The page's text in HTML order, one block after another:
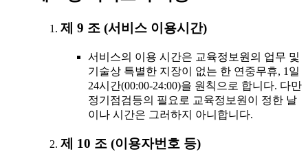
제 9 조 (서비스 이용시간)
서비스의 이용 시간은 교육정보원의 업무 및
기술상 특별한 지장이 없는 한 연중무휴, 1일
24시간(00:00-24:00)을 원칙으로 합니다. 다만
정기점검등의 필요로 교육정보원이 정한 날
이나 시간은 그러하지 아니합니다.
제 10 조 (이용자번호 등)